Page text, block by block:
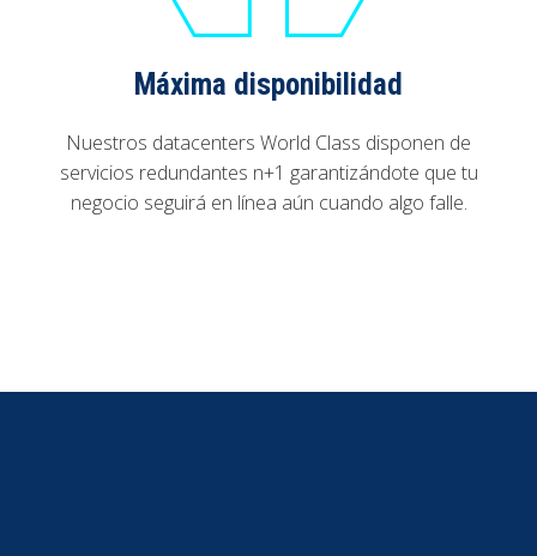
Máxima disponibilidad
Nuestros datacenters World Class disponen de
servicios redundantes n+1 garantizándote que tu
negocio seguirá en línea aún cuando algo falle.